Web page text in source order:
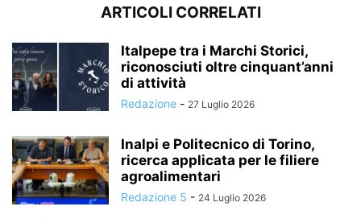
ARTICOLI CORRELATI
Italpepe tra i Marchi Storici,
riconosciuti oltre cinquant’anni
di attività
Redazione - 27 Luglio 2026
Inalpi e Politecnico di Torino,
ricerca applicata per le filiere
agroalimentari
Redazione 5 - 24 Luglio 2026